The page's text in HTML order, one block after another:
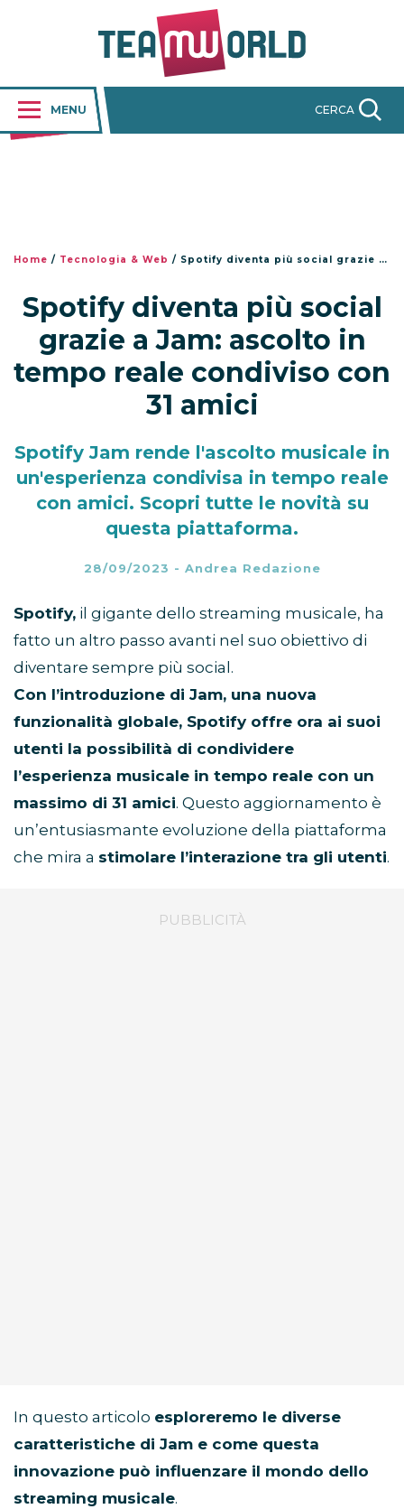
MENU CERCA
Home / Tecnologia & Web / Spotify diventa più social grazie a Jam: ascolto in tempo reale condiviso con 31 amici
Spotify diventa più social
grazie a Jam: ascolto in
tempo reale condiviso con
31 amici
Spotify Jam rende l'ascolto musicale in
un'esperienza condivisa in tempo reale
con amici. Scopri tutte le novità su
questa piattaforma.
28/09/2023 - Andrea Redazione
Spotify, il gigante dello streaming musicale, ha
fatto un altro passo avanti nel suo obiettivo di
diventare sempre più social.
Con l’introduzione di Jam, una nuova
funzionalità globale, Spotify offre ora ai suoi
utenti la possibilità di condividere
l’esperienza musicale in tempo reale con un
massimo di 31 amici. Questo aggiornamento è
un’entusiasmante evoluzione della piattaforma
che mira a stimolare l’interazione tra gli utenti.
In questo articolo esploreremo le diverse
caratteristiche di Jam e come questa
innovazione può influenzare il mondo dello
streaming musicale.